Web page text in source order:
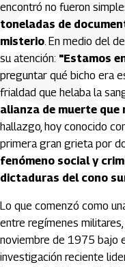
encontró no fueron
toneladas de
misterio. En medio del
su atención: "Estamos
preguntar qué bicho era
frialdad que helaba la
alianza de muerte
hallazgo, hoy conocido
primera gran grieta por
fenómeno social y
dictaduras del cono
Lo que comenzó como
entre regímenes
noviembre de 1975 bajo
investigación reciente